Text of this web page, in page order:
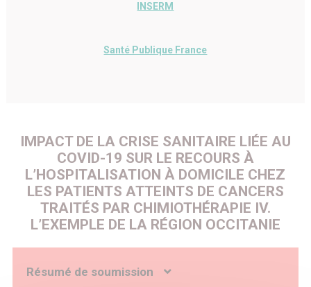
INSERM
Santé Publique France
IMPACT DE LA CRISE SANITAIRE LIÉE AU
COVID-19 SUR LE RECOURS À
L’HOSPITALISATION À DOMICILE CHEZ
LES PATIENTS ATTEINTS DE CANCERS
TRAITÉS PAR CHIMIOTHÉRAPIE IV.
L’EXEMPLE DE LA RÉGION OCCITANIE
Résumé de soumission